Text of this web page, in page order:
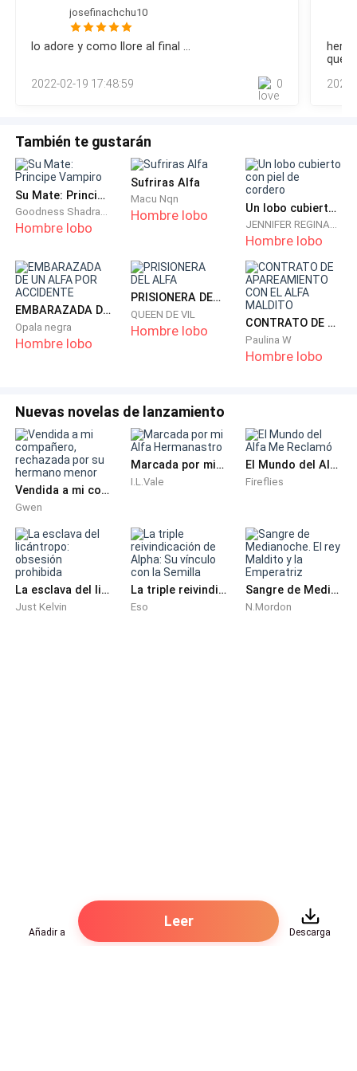
josefinachchu10
lo adore y como llore al final ...
2022-02-19 17:48:59 0
También te gustarán
Su Mate: Principe Vampiro
Hombre lobo
Sufriras Alfa
Macu Nqn
Hombre lobo Un lobo cubierto con piel de cordero
Hombre lobo
EMBARAZADA DE UN ALFA POR ACCIDENTE
Opala negra
Hombre lobo
PRISIONERA DEL ALFA
QUEEN DE VIL
Hombre lobo CONTRATO DE APAREAMIENTO CON EL ALFA MALDITO
Paulina W
Hombre lobo
Nuevas novelas de lanzamiento
Vendida a mi compañero, rechazada por su hermano menor
Gwen
Marcada por mi Alfa Hermanastro
I.L.Vale
El Mundo del Alfa Me Reclamó
Fireflies
La esclava del licántropo: obsesión prohibida
Just Kelvin
La triple reivindicación de Alpha: Su vínculo con la Semilla
Eso
Sangre de Medianoche. El rey Maldito y la Emperatriz
N.Mordon
Añadir a
Leer
Descarga